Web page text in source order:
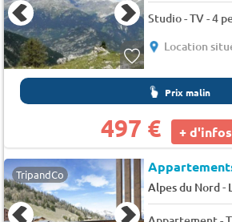
Studio - TV - 4
Location
Prix malin
497 € +
TripandCo
Alpes du Nord-